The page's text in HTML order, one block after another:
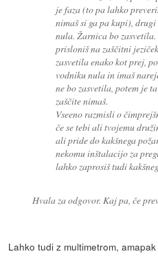
je faza (to pa lahko
nimaš si ga pa kupi),
nula. Žarnica bo
prisloniš na zaščitni
zasvetila enako kot prej,
vodniku nula in imaš
ne bo zasvetila, potem je
zaščite nimaš.
Vseeno razmisli o
če se tebi ali tvojemu
ali pride do kakšnega
nekomu inštalacijo za
lahko zaprosiš tudi
Hvala za odgovor. Kaj pa, če
Lahko tudi z multimetrom,